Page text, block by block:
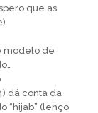
que as
modelo de
dá conta da
“hijab” (lenço